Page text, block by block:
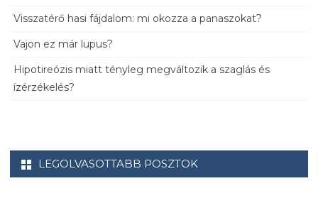
Visszatérő hasi fájdalom: mi okozza a panaszokat?
Vajon ez már lupus?
Hipotireózis miatt tényleg megváltozik a szaglás és
ízérzékelés?
LEGOLVASOTTABB POSZTOK